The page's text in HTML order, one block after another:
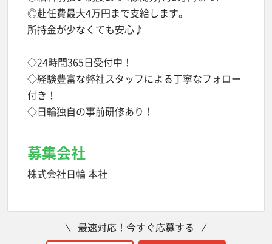
◎赴任費最大4万円まで支給します。
所持金が少なくても安心♪
◇24時間365日受付中！
◇経験豊富な弊社スタッフによる丁寧なフォロー
付き！
◇日輪独自の事前研修あり！
募集会社
株式会社日輪 本社
最速対応！今すぐ応募する